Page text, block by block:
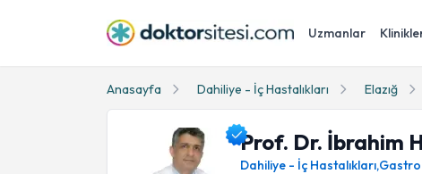
Uzmanlar
Anasayfa Dahiliye - İç Hastalıkları Elazığ
Prof. Dr. İbrahim
Dahiliye - İç Hastalıkları,